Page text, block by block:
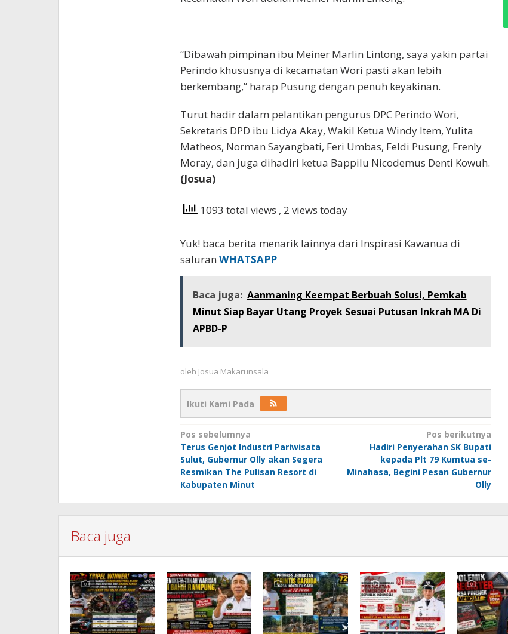
“Dibawah pimpinan ibu Meiner Marlin Lintong, saya yakin partai
Perindo khususnya di kecamatan Wori pasti akan lebih
berkembang,” harap Pusung dengan penuh keyakinan.
Turut hadir dalam pelantikan pengurus DPC Perindo Wori,
Sekretaris DPD ibu Lidya Akay, Wakil Ketua Windy Item, Yulita
Matheos, Norman Sayangbati, Feri Umbas, Feldi Pusung, Frenly
Moray, dan juga dihadiri ketua Bappilu Nicodemus Denti Kowuh.
(Josua)
1093 total views , 2 views today
Yuk! baca berita menarik lainnya dari Inspirasi Kawanua di
saluran WHATSAPP
Baca juga: Aanmaning Keempat Berbuah Solusi, Pemkab
Minut Siap Bayar Utang Proyek Sesuai Putusan Inkrah MA Di
APBD-P
oleh Josua Makarunsala
Ikuti Kami Pada
Navigasi
pos
Pos sebelumnya
Terus Genjot Industri Pariwisata
Sulut, Gubernur Olly akan Segera
Resmikan The Pulisan Resort di
Kabupaten Minut
Pos berikutnya
Hadiri Penyerahan SK Bupati
kepada Plt 79 Kumtua se-
Minahasa, Begini Pesan Gubernur
Olly
Baca juga